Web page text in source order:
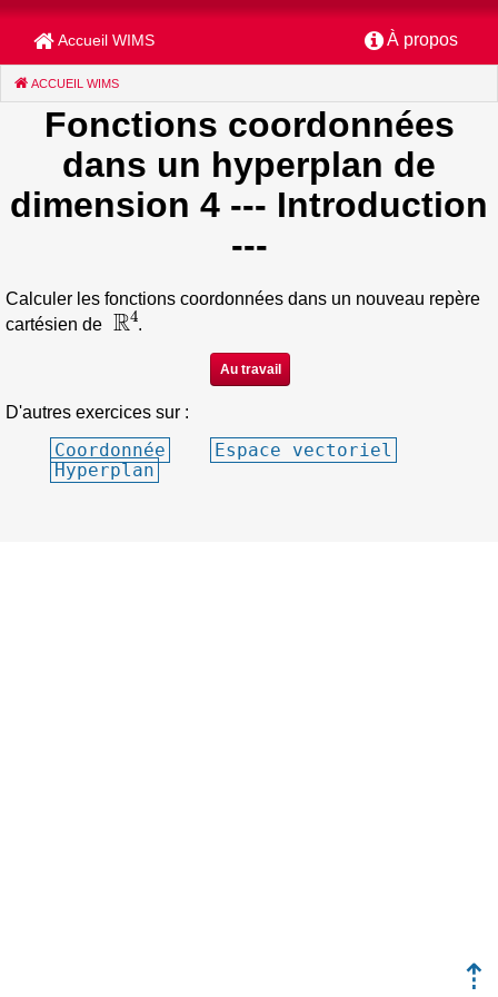
Accueil WIMS À propos
ACCUEIL WIMS
Fonctions coordonnées
dans un hyperplan de
dimension 4 --- Introduction
---
Calculer les fonctions coordonnées dans un nouveau repère
cartésien de
ℝ4
.
Au travail
D'autres exercices sur :
Coordonnée
Espace vectoriel
Hyperplan